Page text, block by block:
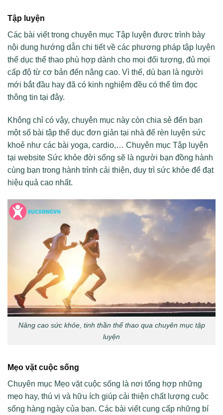
Tập luyện
Các bài viết trong chuyên mục Tập luyện được trình bày
nội dung hướng dẫn chi tiết về các phương pháp tập luyện
thể dục thể thao phù hợp dành cho mọi đối tượng, đủ mọi
cấp độ từ cơ bản đến nâng cao. Vì thế, dù bạn là người
mới bắt đầu hay đã có kinh nghiệm đều có thể tìm đọc
thông tin tại đây.
Không chỉ có vậy, chuyên mục này còn chia sẻ đến bạn
một số bài tập thể dục đơn giản tại nhà để rèn luyện sức
khoẻ như các bài yoga, cardio,… Chuyên mục Tập luyện
tại website Sức khỏe đời sống sẽ là người bạn đồng hành
cùng bạn trong hành trình cải thiện, duy trì sức khỏe để đạt
hiệu quả cao nhất.
Nâng cao sức khỏe, tinh thần thể thao qua chuyên mục tập
luyện
Mẹo vặt cuộc sống
Chuyên mục Mẹo vặt cuộc sống là nơi tổng hợp những
mẹo hay, thú vị và hữu ích giúp cải thiện chất lượng cuộc
sống hàng ngày của bạn. Các bài viết cung cấp những bí